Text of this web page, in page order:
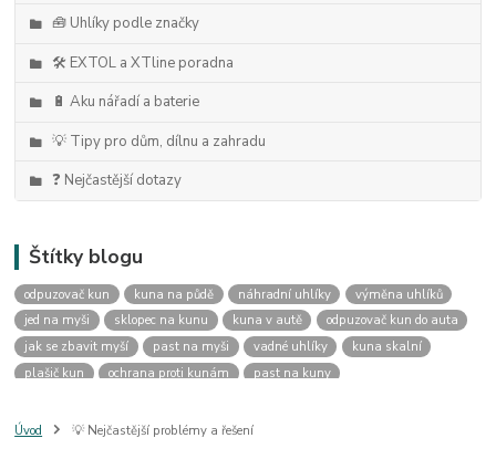
🧰 Uhlíky podle značky
🛠️ EXTOL a XTline poradna
🔋 Aku nářadí a baterie
💡 Tipy pro dům, dílnu a zahradu
❓ Nejčastější dotazy
Štítky blogu
odpuzovač kun kuna na půdě náhradní uhlíky
výměna uhlíků
jed na myši
sklopec na kunu kuna v autě
odpuzovač kun do auta
jak se zbavit myší
past na myši vadné uhlíky
kuna skalní
plašič kun
ochrana proti kunám
past na kuny
past na kunu
myši v domě odpuzovač myší
Úvod 💡 Nejčastější problémy a řešení